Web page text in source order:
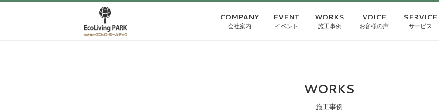
COMPANY
会社案内
EVENT
イベント
WORKS
施工事例
VOICE
お客様の声
SERVICE
サービス
WORKS
施工事例